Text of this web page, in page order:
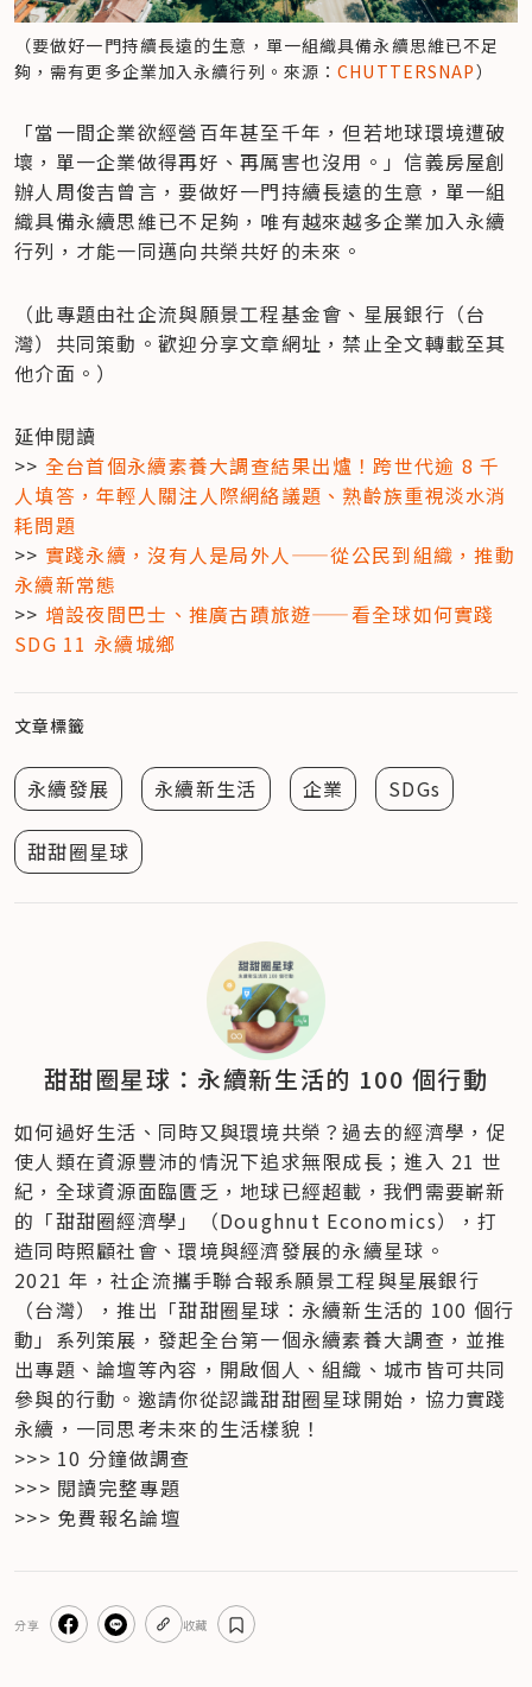
（要做好一門持續長遠的生意，單一組織具備永續思維已不足
夠，需有更多企業加入永續行列。來源：CHUTTERSNAP）
「當一間企業欲經營百年甚至千年，但若地球環境遭破
壞，單一企業做得再好、再厲害也沒用。」信義房屋創
辦人周俊吉曾言，要做好一門持續長遠的生意，單一組
織具備永續思維已不足夠，唯有越來越多企業加入永續
行列，才能一同邁向共榮共好的未來。
（此專題由社企流與願景工程基金會、星展銀行（台
灣）共同策動。歡迎分享文章網址，禁止全文轉載至其
他介面。）
延伸閱讀
>> 全台首個永續素養大調查結果出爐！跨世代逾 8 千
人填答，年輕人關注人際網絡議題、熟齡族重視淡水消
耗問題
>> 實踐永續，沒有人是局外人——從公民到組織，推動
永續新常態
>> 增設夜間巴士、推廣古蹟旅遊——看全球如何實踐
SDG 11 永續城鄉
文章標籤
永續發展 永續新生活 企業 SDGs
甜甜圈星球
甜甜圈星球：永續新生活的 100 個行動
如何過好生活、同時又與環境共榮？過去的經濟學，促
使人類在資源豐沛的情況下追求無限成長；進入 21 世
紀，全球資源面臨匱乏，地球已經超載，我們需要嶄新
的「甜甜圈經濟學」（Doughnut Economics），打
造同時照顧社會、環境與經濟發展的永續星球。
2021 年，社企流攜手聯合報系願景工程與星展銀行
（台灣），推出「甜甜圈星球：永續新生活的 100 個行
動」系列策展，發起全台第一個永續素養大調查，並推
出專題、論壇等內容，開啟個人、組織、城市皆可共同
參與的行動。邀請你從認識甜甜圈星球開始，協力實踐
永續，一同思考未來的生活樣貌！
>>> 10 分鐘做調查
>>> 閱讀完整專題
>>> 免費報名論壇
分享 收藏